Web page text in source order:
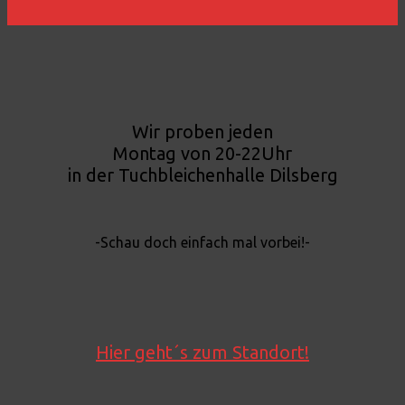
Wir proben jeden
Montag von 20-22Uhr
in der Tuchbleichenhalle Dilsberg
-Schau doch einfach mal vorbei!-
Hier geht´s zum Standort!